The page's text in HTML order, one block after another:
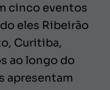
cinco eventos
eles Ribeirão
Curitiba,
ao longo do
apresentam